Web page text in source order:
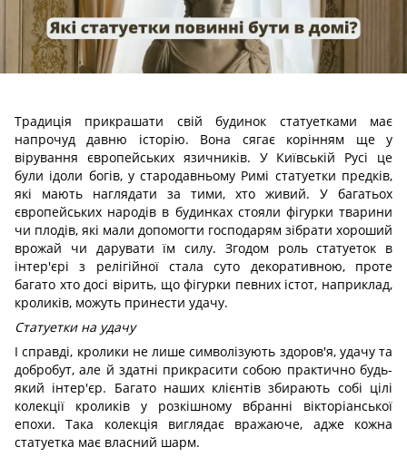
Традиція прикрашати свій будинок статуетками має
напрочуд давню історію. Вона сягає корінням ще у
вірування європейських язичників. У Київській Русі це
були ідоли богів, у стародавньому Римі статуетки предків,
які мають наглядати за тими, хто живий. У багатьох
європейських народів в будинках стояли фігурки тварини
чи плодів, які мали допомогти господарям зібрати хороший
врожай чи дарувати їм силу. Згодом роль статуеток в
інтер'єрі з релігійної стала суто декоративною, проте
багато хто досі вірить, що фігурки певних істот, наприклад,
кроликів, можуть принести удачу.
Статуетки на удачу
І справді, кролики не лише символізують здоров'я, удачу та
добробут, але й здатні прикрасити собою практично будь-
який інтер'єр. Багато наших клієнтів збирають собі цілі
колекції кроликів у розкішному вбранні вікторіанської
епохи. Така колекція виглядає вражаюче, адже кожна
статуетка має власний шарм.